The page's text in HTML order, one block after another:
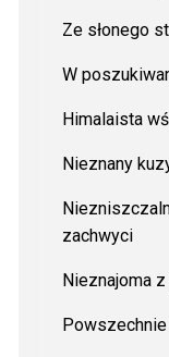
Ze słonego
W
Himalaista
Nieznany
zachwyci
Nieznajoma